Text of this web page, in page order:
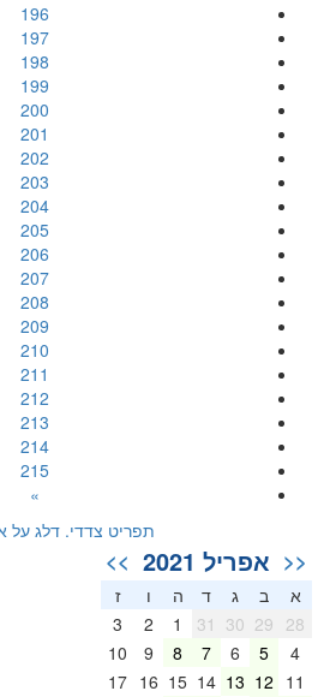
196
197
198
199
200
201
202
203
204
205
206
207
208
209
210
211
212
213
214
215
»
תפריט צדדי. דלג על
<< אפריל 2021 >>
א ב ג ד ה
ז
28
29
30
31
2
3
4
5
6
7
8
9
10
11
12
13
14
15
16
17